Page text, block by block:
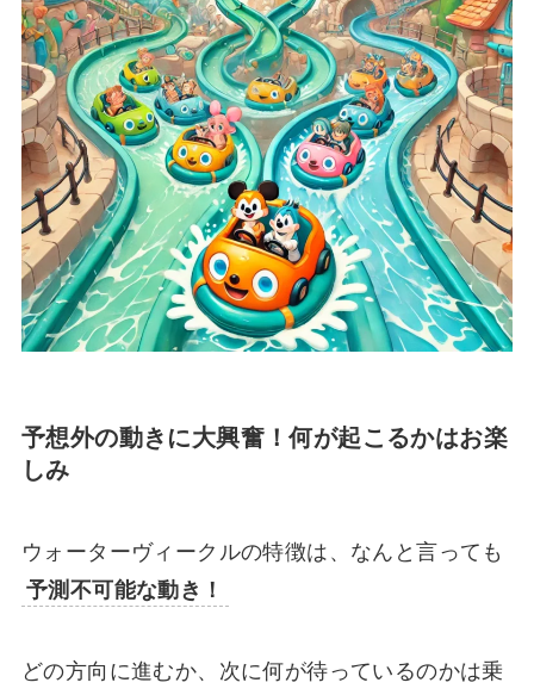
予想外の動きに大興奮！何が起こるかはお楽
しみ
ウォーターヴィークルの特徴は、なんと言っても
予測不可能な動き！
どの方向に進むか、次に何が待っているのかは乗